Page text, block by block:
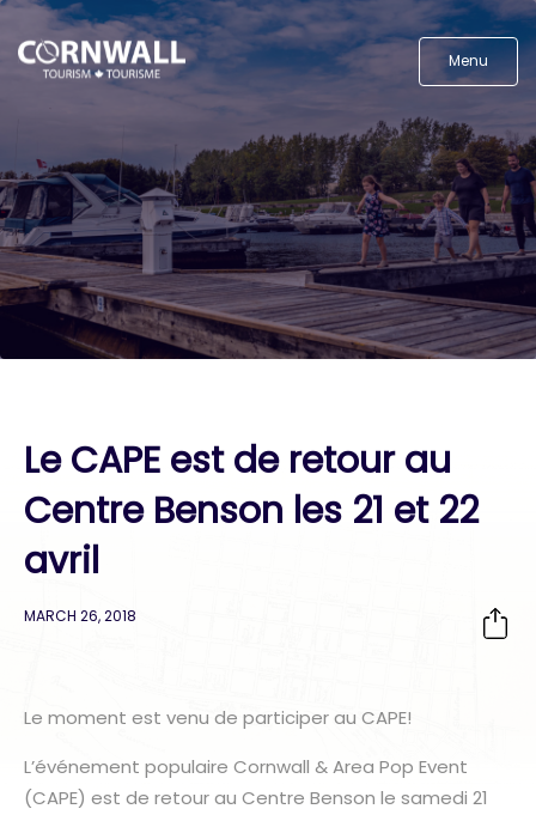
Menu
Le CAPE est de retour au
Centre Benson les 21 et 22
avril
MARCH 26, 2018
Le moment est venu de participer au CAPE!
L’événement populaire Cornwall & Area Pop Event
(CAPE) est de retour au Centre Benson le samedi 21